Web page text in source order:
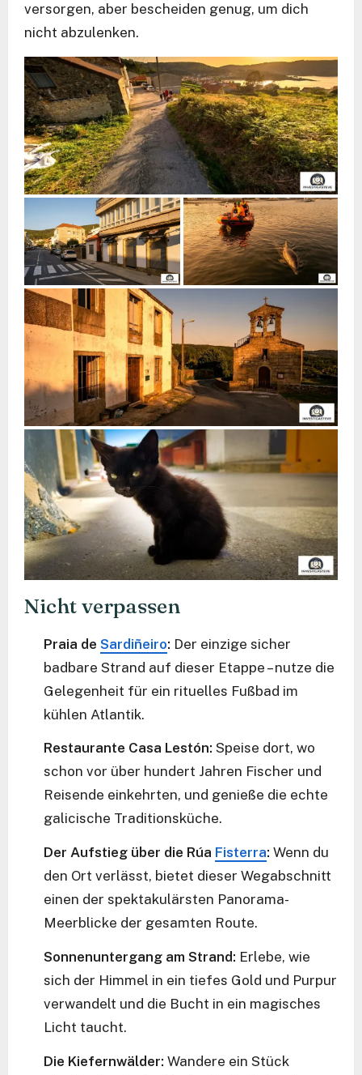
versorgen, aber bescheiden genug, um dich
nicht abzulenken.
Nicht verpassen
Praia de Sardiñeiro: Der einzige sicher
badbare Strand auf dieser Etappe – nutze die
Gelegenheit für ein rituelles Fußbad im
kühlen Atlantik.
Restaurante Casa Lestón: Speise dort, wo
schon vor über hundert Jahren Fischer und
Reisende einkehrten, und genieße die echte
galicische Traditionsküche.
Der Aufstieg über die Rúa Fisterra: Wenn du
den Ort verlässt, bietet dieser Wegabschnitt
einen der spektakulärsten Panorama-
Meerblicke der gesamten Route.
Sonnenuntergang am Strand: Erlebe, wie
sich der Himmel in ein tiefes Gold und Purpur
verwandelt und die Bucht in ein magisches
Licht taucht.
Die Kiefernwälder: Wandere ein Stück